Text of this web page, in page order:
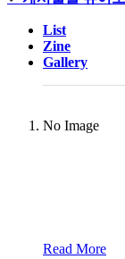
List
Zine
Gallery
No Image
Read More